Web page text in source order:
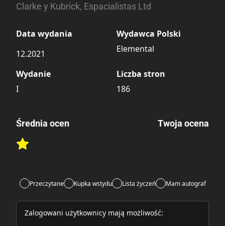
Clarke y Kubrick, Espacialistas Ltd
Data wydania
12.2021
Wydawca Polski
Elemental
Wydanie
I
Liczba stron
186
Średnia ocen
Rate this item:
Twoja ocena
Przeczytane Kupka wstydu Lista życzeń Mam autograf
Zalogowani użytkownicy mają możliwość: